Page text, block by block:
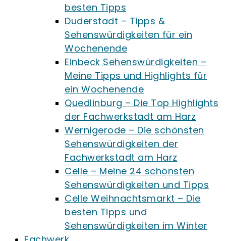
besten Tipps
Duderstadt – Tipps &
Sehenswürdigkeiten für ein
Wochenende
Einbeck Sehenswürdigkeiten –
Meine Tipps und Highlights für
ein Wochenende
Quedlinburg – Die Top Highlights
der Fachwerkstadt am Harz
Wernigerode – Die schönsten
Sehenswürdigkeiten der
Fachwerkstadt am Harz
Celle – Meine 24 schönsten
Sehenswürdigkeiten und Tipps
Celle Weihnachtsmarkt – Die
besten Tipps und
Sehenswürdigkeiten im Winter